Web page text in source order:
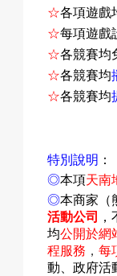
預
活
☆各項遊戲
☆每項遊戲
☆各競賽均
☆各競賽均
☆各競賽均
特別說明 ：
◎本項天南
◎本商家（
活動公司
均公開於網
程服務 ，每
動、政府活